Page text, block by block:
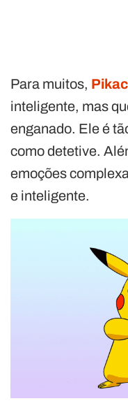
Para muitos,
inteligente, mas
enganado. Ele é
como detetive.
emoções
e inteligente.